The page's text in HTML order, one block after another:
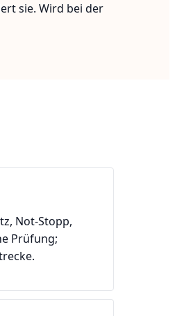
sie. Wird bei der
Not-Stopp,
Prüfung;